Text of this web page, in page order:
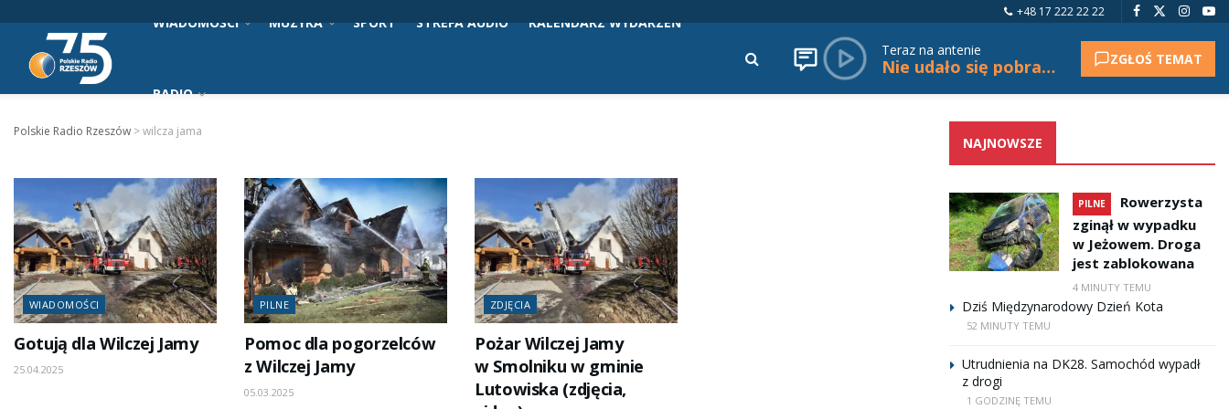
+48 17 222 22 22
WIADOMOŚCI MUZYKA SPORT STREFA AUDIO KALENDARZ WYDARZEŃ
RADIO
Teraz na antenie
Nie udało się pobrać tytułu. ZGŁOŚ TEMAT
Polskie Radio Rzeszów >wilcza jama
WIADOMOŚCI
Gotują dla Wilczej Jamy
25.04.2025
PILNE
Pomoc dla pogorzelców
z Wilczej Jamy
05.03.2025
ZDJĘCIA
Pożar Wilczej Jamy
w Smolniku w gminie
Lutowiska (zdjęcia,
NAJNOWSZE
PILNE
Rowerzysta
zginął w wypadku
w Jeżowem. Droga
jest zablokowana
4 MINUTY TEMU
Dziś Międzynarodowy Dzień Kota
52 MINUTY TEMU
Utrudnienia na DK28. Samochód wypadł
z drogi
1 GODZINĘ TEMU